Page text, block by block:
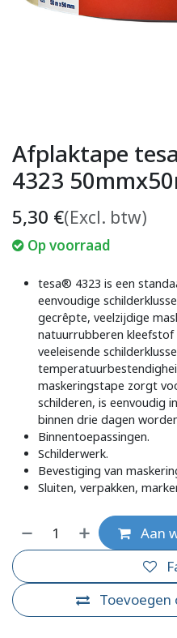
Afplaktape
4323
5,30 €(Excl. btw)
Op voorraad
tesa® 4323 is een
eenvoudige
gecrêpte, veelzijdige
natuurrubberen
veeleisende
maskeringstape zorgt
schilderen, is eenvoudig
binnen drie dagen
Binnentoepassingen.
Schilderwerk.
Bevestiging van
Sluiten, verpakken,
Aan